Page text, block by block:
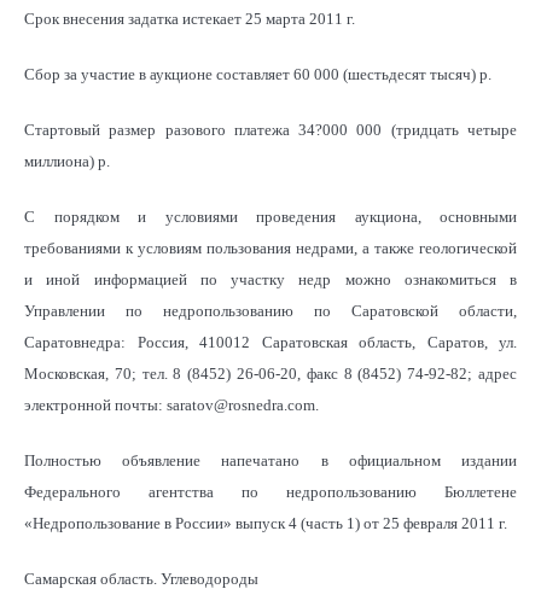
Срок внесения задатка истекает 25 марта 2011 г.
Сбор за участие в аукционе составляет 60 000 (шестьдесят тысяч) р.
Стартовый размер разового платежа 34?000 000 (тридцать четыре
миллиона) р.
С порядком и условиями проведения аукциона, основными
требованиями к условиям пользования недрами, а также геологической
и иной информацией по участку недр можно ознакомиться в
Управлении по недропользованию по Саратовской области,
Саратовнедра: Россия, 410012 Саратовская область, Саратов, ул.
Московская, 70; тел. 8 (8452) 26-06-20, факс 8 (8452) 74-92-82; адрес
электронной почты: saratov@rosnedra.com.
Полностью объявление напечатано в официальном издании
Федерального агентства по недропользованию Бюллетене
«Недропользование в России» выпуск 4 (часть 1) от 25 февраля 2011 г.
Самарская область. Углеводороды